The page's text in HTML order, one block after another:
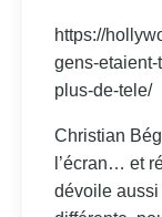
https://
gens-
plus-de-tele/
Christian
l’écran… et
dévoile